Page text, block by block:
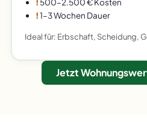
! 500–2.500 € Kosten
!1–3 Wochen Dauer
Ideal für: Erbschaft, Scheidung,
Jetzt